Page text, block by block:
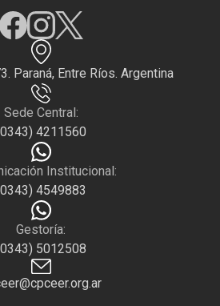
Paraná, Entre Ríos. Argentina
Sede Central:
4211560
Institucional:
4549883
Gestoría:
5012508